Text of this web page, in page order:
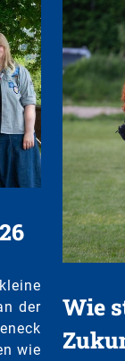
der
wie
Wie